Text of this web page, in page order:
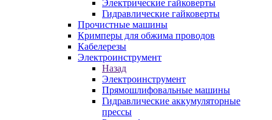
Электрические гайковерты
Гидравлические гайковерты
Прочистные машины
Кримперы для обжима проводов
Кабелерезы
Электроинструмент
Назад
Электроинструмент
Прямошлифовальные машины
Гидравлические аккумуляторные
прессы